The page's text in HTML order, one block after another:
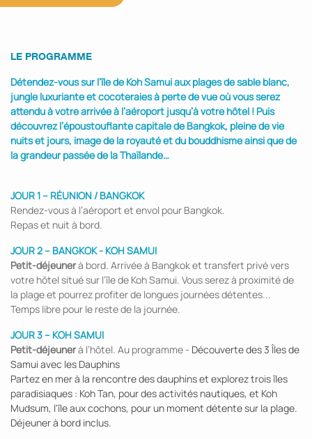
LE PROGRAMME
Détendez-vous sur l’île de Koh Samui aux plages de sable blanc,
jungle luxuriante et cocoteraies à perte de vue où vous serez
attendu à votre arrivée à l’aéroport jusqu’à votre hôtel ! Puis
découvrez l’époustouflante capitale de Bangkok, pleine de vie
nuits et jours, image de la royauté et du bouddhisme ainsi que de
la grandeur passée de la Thaïlande…
JOUR 1 – RÉUNION / BANGKOK
Rendez-vous à l’aéroport et envol pour Bangkok.
Repas et nuit à bord.
JOUR 2 – BANGKOK - KOH SAMUI
Petit-déjeunerà bord. Arrivée à Bangkok et transfert privé vers
votre hôtel situé sur l’île de Koh Samui. Vous serez à proximité de
la plage et pourrez profiter de longues journées détentes...
Temps libre pour le reste de la journée.
JOUR 3 – KOH SAMUI
Petit-déjeunerà l’hôtel. Au programme - Découverte des 3 Îles de
Samui avec les Dauphins
Partez en mer à la rencontre des dauphins et explorez trois îles
paradisiaques : Koh Tan, pour des activités nautiques, et Koh
Mudsum, l'île aux cochons, pour un moment détente sur la plage.
Déjeuner à bord inclus.